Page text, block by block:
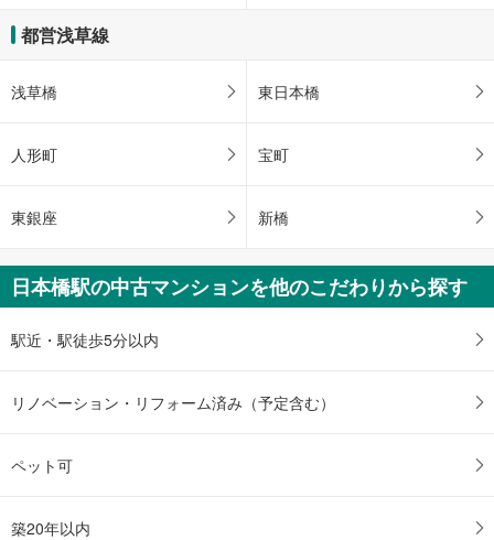
都営浅草線
浅草橋 東日本橋
人形町 宝町
東銀座 新橋
日本橋駅の中古マンションを他のこだわりから探す
駅近・駅徒歩5分以内
リノベーション・リフォーム済み（予定含む）
ペット可
築20年以内